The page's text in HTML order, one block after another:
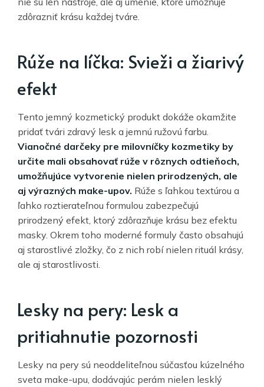
zdôrazniť krásu každej tváre.
Rúže na líčka: Svieži a žiarivý
efekt
Tento jemný kozmetický produkt dokáže okamžite
pridať tvári zdravý lesk a jemnú ružovú farbu.
Vianočné darčeky pre milovníčky kozmetiky by
určite mali obsahovať rúže v rôznych odtieňoch,
umožňujúce vytvorenie nielen prirodzených, ale
aj výrazných make-upov. Rúže s ľahkou textúrou a
ľahko roztierateľnou formulou zabezpečujú
prirodzený efekt, ktorý zdôrazňuje krásu bez efektu
masky. Okrem toho moderné formuly často obsahujú
aj starostlivé zložky, čo z nich robí nielen rituál krásy,
ale aj starostlivosti.
Lesky na pery: Lesk a
pritiahnutie pozornosti
Lesky na pery sú neoddeliteľnou súčasťou kúzelného
sveta make-upu, dodávajúc perám nielen lesklý